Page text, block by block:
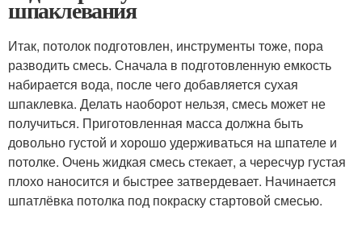
шпаклевания
Итак, потолок подготовлен, инструменты тоже, пора
разводить смесь. Сначала в подготовленную емкость
набирается вода, после чего добавляется сухая
шпаклевка. Делать наоборот нельзя, смесь может не
получиться. Приготовленная масса должна быть
довольно густой и хорошо удерживаться на шпателе и
потолке. Очень жидкая смесь стекает, а чересчур густая
плохо наносится и быстрее затвердевает. Начинается
шпатлёвка потолка под покраску стартовой смесью.